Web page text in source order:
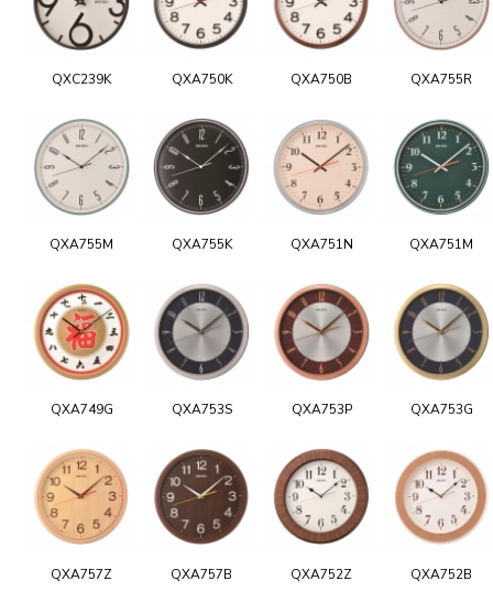
QXC239K QXA750K QXA750B QXA755R
QXA755M QXA755K QXA751N QXA751M
QXA749G QXA753S QXA753P QXA753G
QXA757Z QXA757B QXA752Z QXA752B